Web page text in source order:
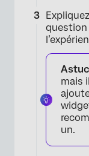
mais
un.